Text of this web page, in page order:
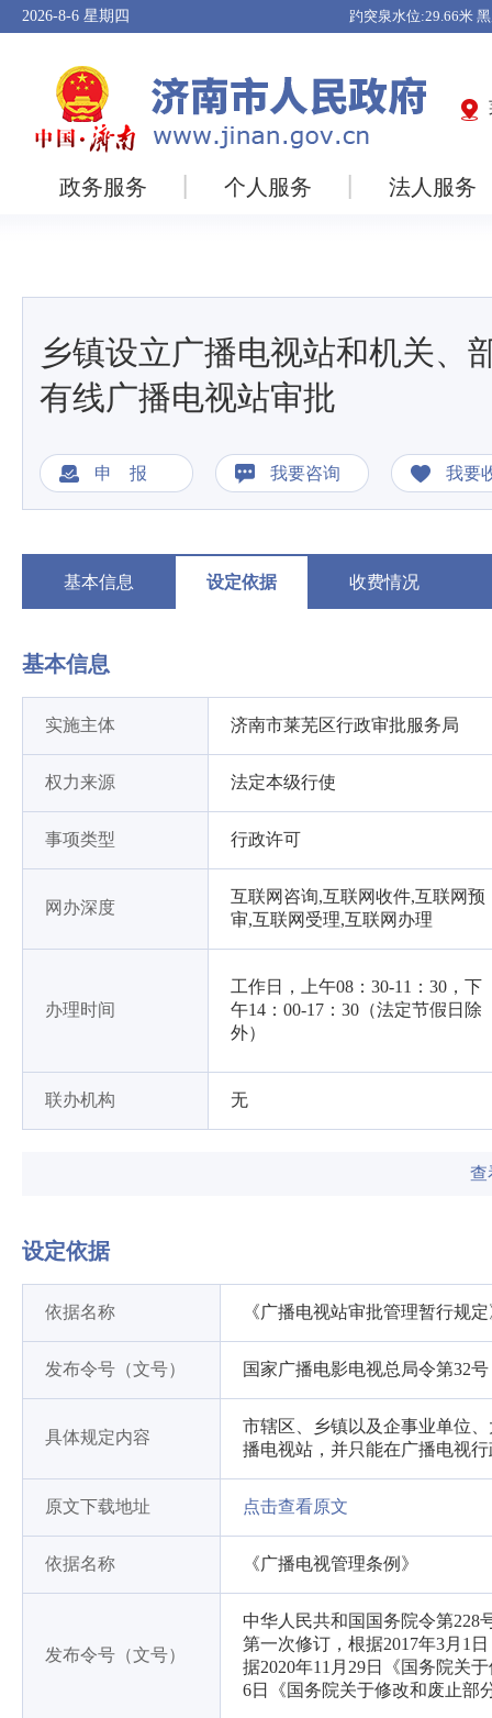
2026-8-6 星期四
政务服务 个人服务 法人服务
乡镇设立广播电视站和机关、
有线广播电视站审批
申 报 我要咨询 我要
基本信息 设定依据 收费情况
基本信息
实施主体 济南市莱芜区行政审批服务局
权力来源 法定本级行使
事项类型 行政许可
网办深度
互联网咨询,互联网收件,互联网预
审,互联网受理,互联网办理
办理时间
工作日，上午08：30-11：30，下
午14：00-17：30（法定节假日除
外）
联办机构 无
查
设定依据
依据名称 《广播电视站审批管理暂行规
发布令号（文号） 国家广播电影电视总局令第32号
具体规定内容
市辖区、乡镇以及企事业单位
播电视站，并只能在广播电视
原文下载地址 点击查看原文
依据名称 《广播电视管理条例》
发布令号（文号）
中华人民共和国国务院令第228
第一次修订，根据2017年3月1
据2020年11月29日《国务院关
6日《国务院关于修改和废止部